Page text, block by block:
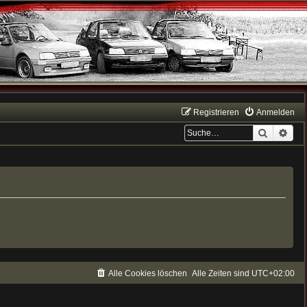
Anmelden
Registrieren
Suche
Alle Zeiten sind UTC+02:00
Alle Cookies löschen